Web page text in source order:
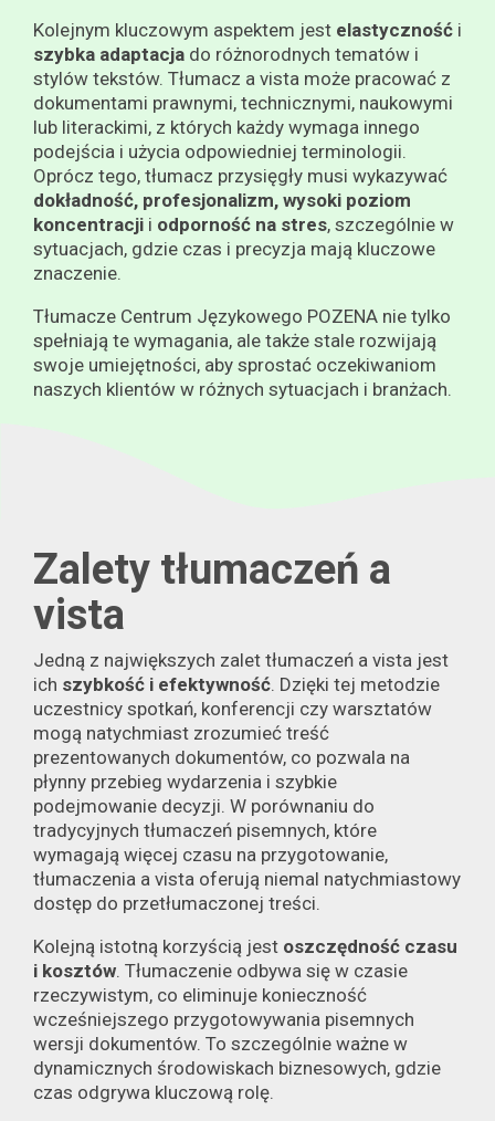
Kolejnym kluczowym aspektem jest elastyczność i
szybka adaptacja do różnorodnych tematów i
stylów tekstów. Tłumacz a vista może pracować z
dokumentami prawnymi, technicznymi, naukowymi
lub literackimi, z których każdy wymaga innego
podejścia i użycia odpowiedniej terminologii.
Oprócz tego, tłumacz przysięgły musi wykazywać
dokładność, profesjonalizm, wysoki poziom
koncentracji i odporność na stres, szczególnie w
sytuacjach, gdzie czas i precyzja mają kluczowe
znaczenie.
Tłumacze Centrum Językowego POZENA nie tylko
spełniają te wymagania, ale także stale rozwijają
swoje umiejętności, aby sprostać oczekiwaniom
naszych klientów w różnych sytuacjach i branżach.
Zalety tłumaczeń a
vista
Jedną z największych zalet tłumaczeń a vista jest
ich szybkość i efektywność. Dzięki tej metodzie
uczestnicy spotkań, konferencji czy warsztatów
mogą natychmiast zrozumieć treść
prezentowanych dokumentów, co pozwala na
płynny przebieg wydarzenia i szybkie
podejmowanie decyzji. W porównaniu do
tradycyjnych tłumaczeń pisemnych, które
wymagają więcej czasu na przygotowanie,
tłumaczenia a vista oferują niemal natychmiastowy
dostęp do przetłumaczonej treści.
Kolejną istotną korzyścią jest oszczędność czasu
i kosztów. Tłumaczenie odbywa się w czasie
rzeczywistym, co eliminuje konieczność
wcześniejszego przygotowywania pisemnych
wersji dokumentów. To szczególnie ważne w
dynamicznych środowiskach biznesowych, gdzie
czas odgrywa kluczową rolę.